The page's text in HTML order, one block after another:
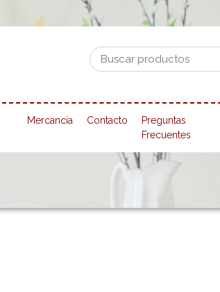
Mercancía Contacto
Preguntas
Frecuentes